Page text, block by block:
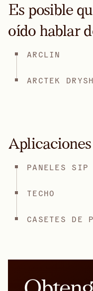
Es posible
oído hablar
ARCLIN
ARCTEK
PANELES SIP
TECHO
CASETES DE